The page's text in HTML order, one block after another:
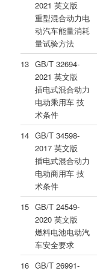
2021 英文版
重型混合动力电
动汽车能量消耗
量试验方法
13 GB/T 32694-
2021 英文版
插电式混合动力
电动乘用车 技
术条件
14 GB/T 34598-
2017 英文版
插电式混合动力
电动商用车 技
术条件
15 GB/T 24549-
2020 英文版
燃料电池电动汽
车安全要求
16 GB/T 26991-